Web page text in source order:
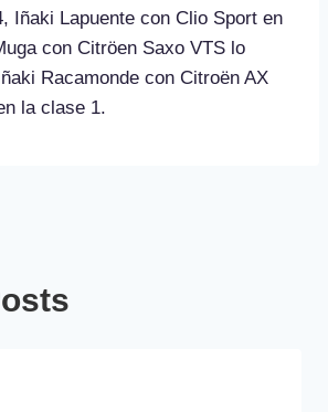
Iñaki Lapuente con Clio Sport en
con Citröen Saxo VTS lo
Racamonde con Citroën AX
la clase 1.